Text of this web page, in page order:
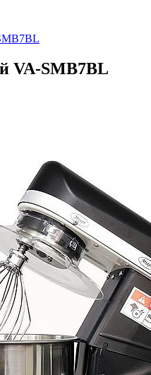
VA-SMB7BL